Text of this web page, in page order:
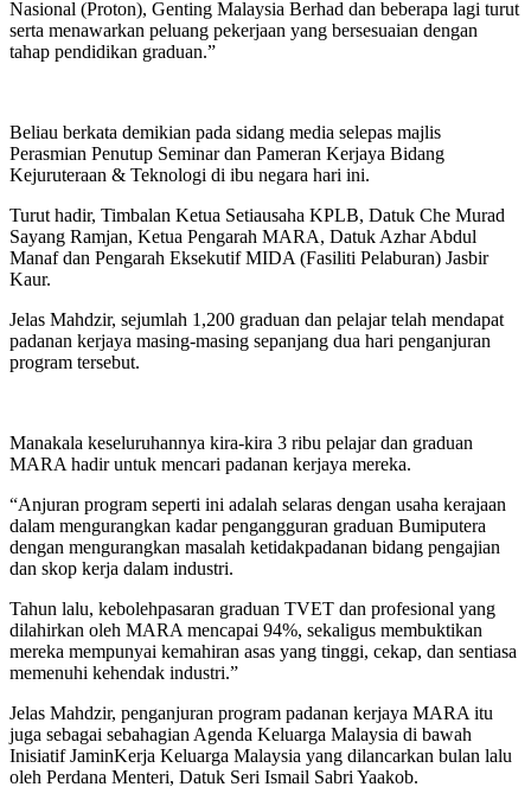
Nasional (Proton), Genting Malaysia Berhad dan beberapa lagi turut
serta menawarkan peluang pekerjaan yang bersesuaian dengan
tahap pendidikan graduan.”
Beliau berkata demikian pada sidang media selepas majlis
Perasmian Penutup Seminar dan Pameran Kerjaya Bidang
Kejuruteraan & Teknologi di ibu negara hari ini.
Turut hadir, Timbalan Ketua Setiausaha KPLB, Datuk Che Murad
Sayang Ramjan, Ketua Pengarah MARA, Datuk Azhar Abdul
Manaf dan Pengarah Eksekutif MIDA (Fasiliti Pelaburan) Jasbir
Kaur.
Jelas Mahdzir, sejumlah 1,200 graduan dan pelajar telah mendapat
padanan kerjaya masing-masing sepanjang dua hari penganjuran
program tersebut.
Manakala keseluruhannya kira-kira 3 ribu pelajar dan graduan
MARA hadir untuk mencari padanan kerjaya mereka.
“Anjuran program seperti ini adalah selaras dengan usaha kerajaan
dalam mengurangkan kadar pengangguran graduan Bumiputera
dengan mengurangkan masalah ketidakpadanan bidang pengajian
dan skop kerja dalam industri.
Tahun lalu, kebolehpasaran graduan TVET dan profesional yang
dilahirkan oleh MARA mencapai 94%, sekaligus membuktikan
mereka mempunyai kemahiran asas yang tinggi, cekap, dan sentiasa
memenuhi kehendak industri.”
Jelas Mahdzir, penganjuran program padanan kerjaya MARA itu
juga sebagai sebahagian Agenda Keluarga Malaysia di bawah
Inisiatif JaminKerja Keluarga Malaysia yang dilancarkan bulan lalu
oleh Perdana Menteri, Datuk Seri Ismail Sabri Yaakob.